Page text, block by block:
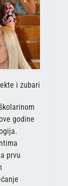
i zubari
godine
prvu